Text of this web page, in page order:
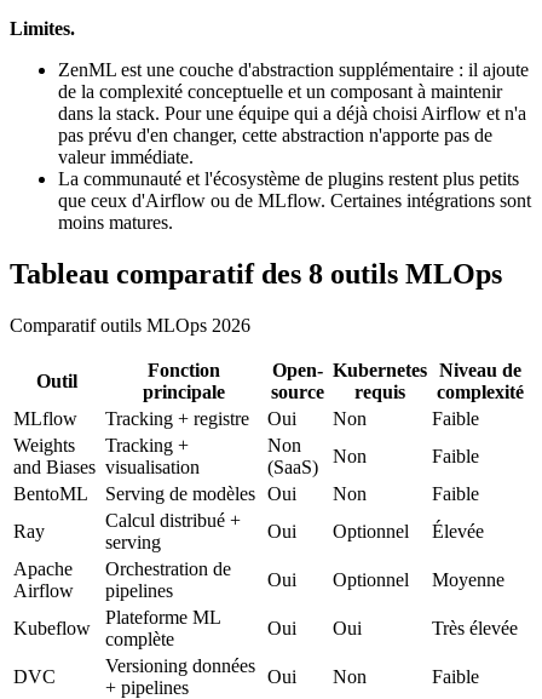
Limites.
ZenML est une couche d'abstraction supplémentaire : il ajoute
de la complexité conceptuelle et un composant à maintenir
dans la stack. Pour une équipe qui a déjà choisi Airflow et n'a
pas prévu d'en changer, cette abstraction n'apporte pas de
valeur immédiate.
La communauté et l'écosystème de plugins restent plus petits
que ceux d'Airflow ou de MLflow. Certaines intégrations sont
moins matures.
Tableau comparatif des 8 outils MLOps
Comparatif outils MLOps 2026
Outil
Fonction
principale
Open-
source
Kubernetes
requis
Niveau de
complexité
MLflow
Tracking + registre Oui Non
Faible
Weights
and Biases
Tracking +
visualisation
Non
(SaaS)
Non
Faible
BentoML
Serving de modèles Oui Non
Faible
Ray
Calcul distribué +
serving
Oui Optionnel
Élevée
Apache
Airflow
Orchestration de
pipelines
Oui Optionnel Moyenne
Kubeflow
Plateforme ML
complète
Oui Oui Très élevée
DVC
Versioning données
+ pipelines
Oui Non Faible